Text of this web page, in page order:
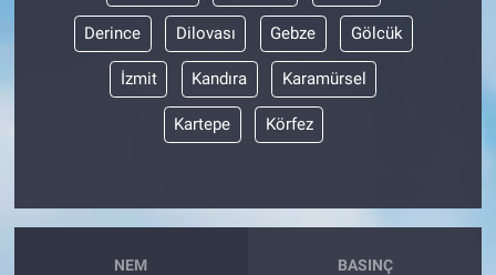
Derince Dilovası Gebze Gölcük
İzmit Kandıra Karamürsel
Kartepe Körfez
NEM BASINÇ